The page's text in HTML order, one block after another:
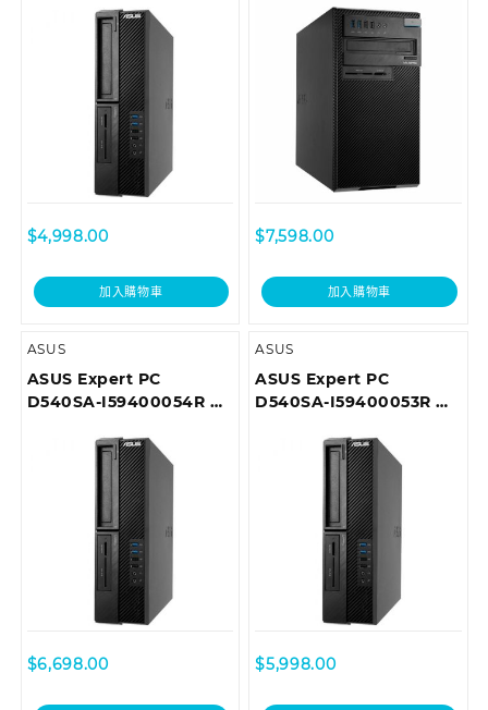
$4,998.00
加入購物車
$7,598.00
加入購物車
ASUS
ASUS Expert PC
D540SA-I59400054R 商
$6,698.00
ASUS
ASUS Expert PC
D540SA-I59400053R 商
$5,998.00